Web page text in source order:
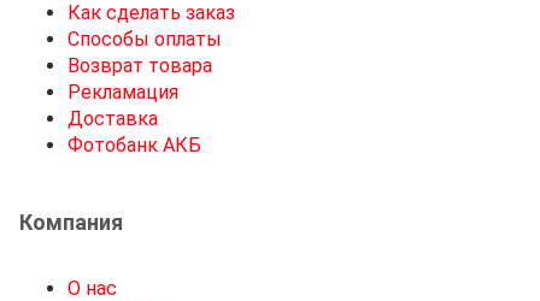
Как сделать заказ
Способы оплаты
Возврат товара
Рекламация
Доставка
Фотобанк АКБ
Компания
О нас